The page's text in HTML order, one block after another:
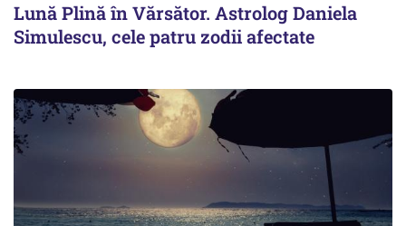
Lună Plină în Vărsător. Astrolog Daniela
Simulescu, cele patru zodii afectate